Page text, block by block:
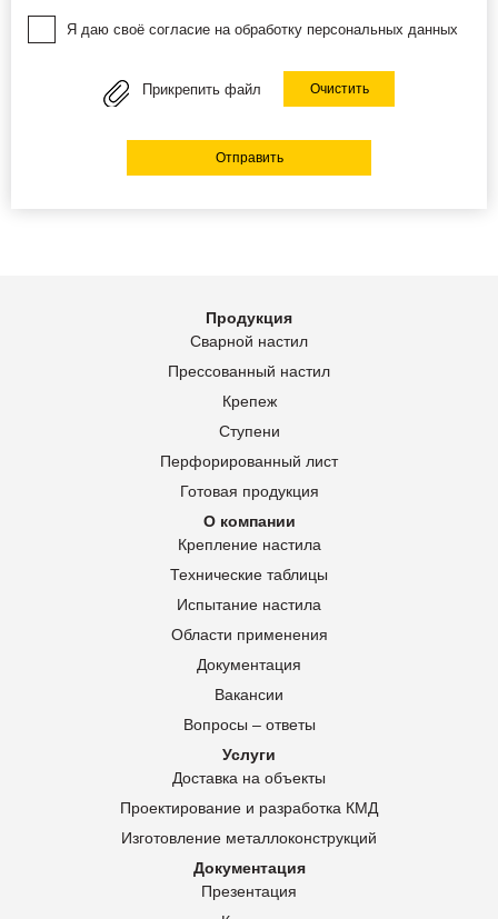
Я даю своё согласие на обработку персональных данных
Прикрепить файл Очистить
Отправить
Продукция
Сварной настил
Прессованный настил
Крепеж
Ступени
Перфорированный лист
Готовая продукция
О компании
Крепление настила
Технические таблицы
Испытание настила
Области применения
Документация
Вакансии
Вопросы – ответы
Услуги
Доставка на объекты
Проектирование и разработка КМД
Изготовление металлоконструкций
Документация
Презентация